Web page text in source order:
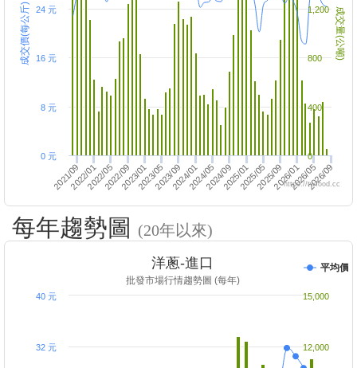
成交價(每公斤) 成交量(公噸)
2022/01 2023/01 2024/01 2025/01 2026/01
2021/092022/052022/092023/052023/092024/052024/092025/052025/092026/052026/09
0 元
8 元
16 元
24 元
0
400
800
1,200
https://twfood.cc
每年趨勢圖 (20年以來)
洋蔥-進口
批發市場行情趨勢圖 (每年)
平均價
32 元
40 元
12,000
15,000